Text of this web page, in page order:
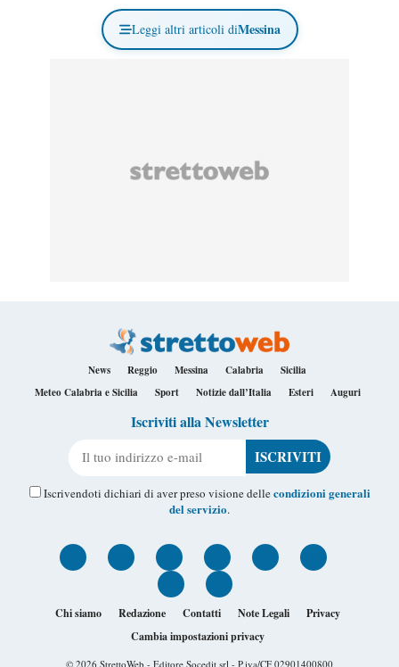
Leggi altri articoli diMessina
News Reggio Messina Calabria
Sicilia
Meteo Calabria e Sicilia
Sport Notizie dall’Italia Esteri Auguri
Iscriviti alla Newsletter
Iscrivendoti dichiari di aver preso visione dellecondizioni generali
del servizio.
Chi siamo Redazione Contatti Note Legali
Privacy
Cambia impostazioni privacy
© 2026 StrettoWeb - Editore Socedit srl - P.iva/CF 02901400800